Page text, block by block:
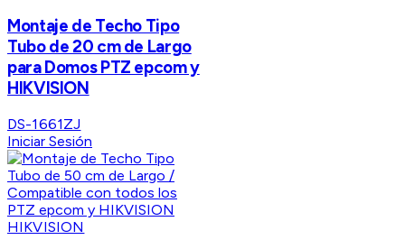
Montaje de Techo Tipo
Tubo de 20 cm de Largo
para Domos PTZ epcom y
HIKVISION
DS-1661ZJ
Iniciar Sesión
HIKVISION